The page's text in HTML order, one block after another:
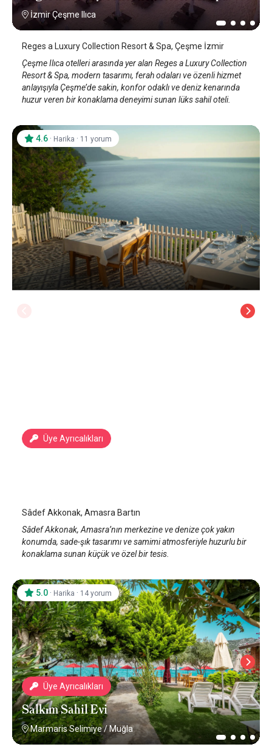
İzmir Çeşme Ilıca
Reges a Luxury Collection Resort & Spa, Çeşme İzmir
Çeşme Ilıca otelleri arasında yer alan Reges a Luxury Collection
Resort & Spa, modern tasarımı, ferah odaları ve özenli hizmet
anlayışıyla Çeşme’de sakin, konfor odaklı ve deniz kenarında
huzur veren bir konaklama deneyimi sunan lüks sahil oteli.
Üye Ayrıcalıkları
4.6 · Harika · 11 yorum
Sâdef Akkonak, Amasra Bartın
Sâdef Akkonak, Amasra’nın merkezine ve denize çok yakın
konumda, sade-şık tasarımı ve samimi atmosferiyle huzurlu bir
konaklama sunan küçük ve özel bir tesis.
Üye Ayrıcalıkları
Salkım Sahil Evi
Marmaris Selimiye/ Muğla
5.0 · Harika · 14 yorum